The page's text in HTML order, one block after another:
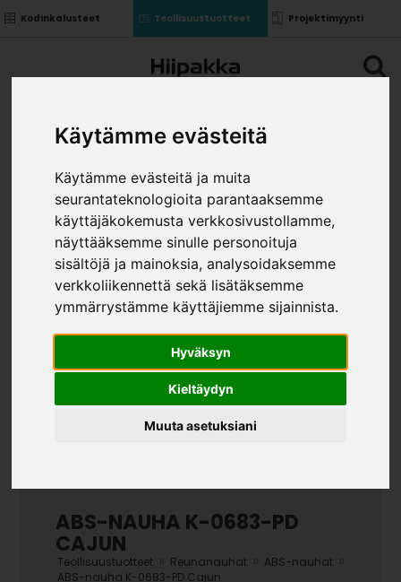
Käytämme evästeitä
Käytämme evästeitä ja muita
seurantateknologioita parantaaksemme
käyttäjäkokemusta verkkosivustollamme,
näyttääksemme sinulle personoituja
sisältöjä ja mainoksia, analysoidaksemme
verkkoliikennettä sekä lisätäksemme
ymmärrystämme käyttäjiemme sijainnista.
Hyväksyn
Kieltäydyn
Muuta asetuksiani
Kodinkalusteet Teollisuustuotteet Projektimyynti
ABS-NAUHA K-0683-PD
CAJUN
Teollisuustuotteet Reunanauhat ABS-nauhat
ABS-nauha K-0683-PD Cajun